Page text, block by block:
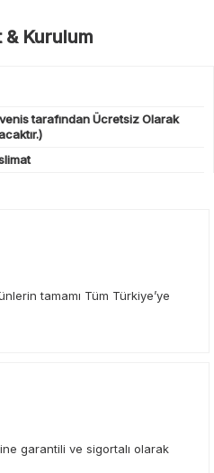
& Kurulum
tarafından Ücretsiz Olarak
tamamı Tüm Türkiye’ye
garantili ve sigortalı olarak